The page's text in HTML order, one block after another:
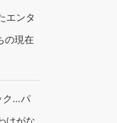
エンタ
の現在
ク…パ
けがな